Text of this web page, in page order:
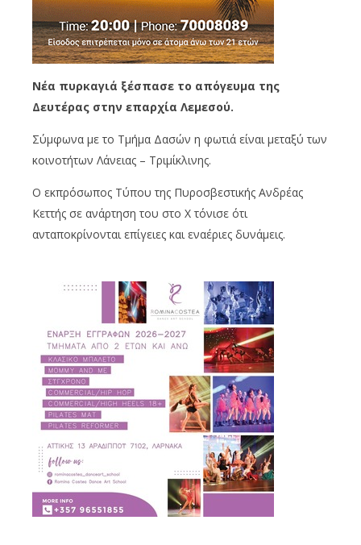
Νέα πυρκαγιά ξέσπασε το απόγευμα της
Δευτέρας στην επαρχία Λεμεσού.
Σύμφωνα με το Τμήμα Δασών η φωτιά είναι μεταξύ των
κοινοτήτων Λάνειας – Τριμίκλινης.
Ο εκπρόσωπος Τύπου της Πυροσβεστικής Ανδρέας
Κεττής σε ανάρτηση του στο X τόνισε ότι
ανταποκρίνονται επίγειες και εναέριες δυνάμεις.